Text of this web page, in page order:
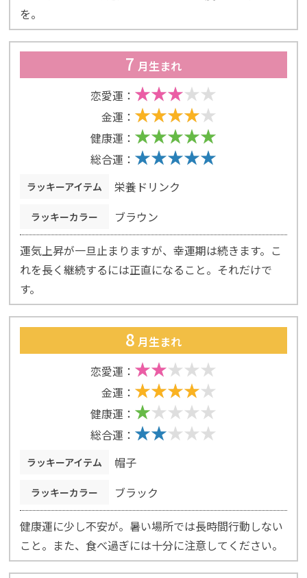
を。
7 月生まれ
恋愛運：
金運：
健康運：
総合運：
ラッキーアイテム 栄養ドリンク
ラッキーカラー ブラウン
運気上昇が一旦止まりますが、幸運期は続きます。こ
れを長く継続するには正直になること。それだけで
す。
8 月生まれ
恋愛運：
金運：
健康運：
総合運：
ラッキーアイテム 帽子
ラッキーカラー ブラック
健康運に少し不安が。暑い場所では長時間行動しない
こと。また、食べ過ぎには十分に注意してください。